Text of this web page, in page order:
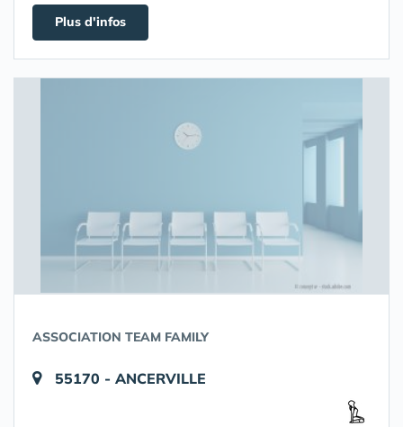
Plus d'infos
ASSOCIATION TEAM FAMILY
55170 - ANCERVILLE